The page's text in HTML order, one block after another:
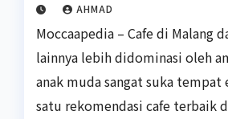
AHMAD
Moccaapedia – Cafe di Malang
lainnya lebih didominasi oleh
anak muda sangat suka tempat
satu rekomendasi cafe terbaik